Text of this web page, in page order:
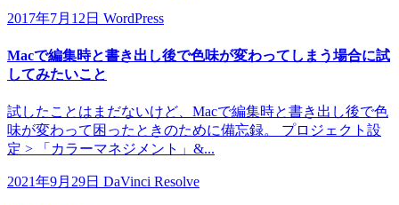
2017年7月12日 WordPress
Macで編集時と書き出し後で色味が変わってしまう場合に試
してみたいこと
試したことはまだないけど、Macで編集時と書き出し後で色
味が変わって困ったときのために備忘録。 プロジェクト設
定 > 「カラーマネジメント」&...
2021年9月29日 DaVinci Resolve